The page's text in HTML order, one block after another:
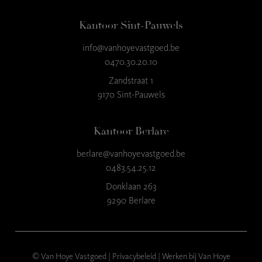
Kantoor Sint-Pauwels
info@vanhoyevastgoed.be
0470.30.20.10
Zandstraat 1
9170 Sint-Pauwels
Kantoor Berlare
berlare@vanhoyevastgoed.be
0483.54.25.12
Donklaan 263
9290 Berlare
© Van Hoye Vastgoed | Privacybeleid| Werken bij Van Hoye